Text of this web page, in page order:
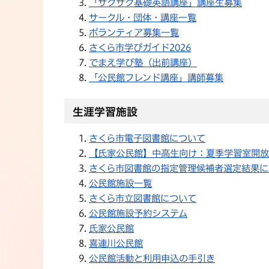
「サクサク基礎英語講座」講座生募集
サークル・団体・講座一覧
ボランティア募集一覧
さくら市学びガイド2026
でまえ学び塾（出前講座）
「公民館フレンド講座」講師募集
生涯学習施設
さくら市電子図書館について
【氏家公民館】中高生向け：夏季学習室開放
さくら市図書館の指定管理候補者選定結果
公民館施設一覧
さくら市立図書館について
公民館施設予約システム
氏家公民館
喜連川公民館
公民館活動と利用申込の手引き